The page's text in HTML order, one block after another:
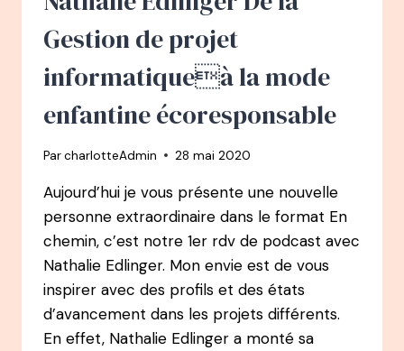
Gestion de projet
informatiqueà la mode
enfantine écoresponsable
ParcharlotteAdmin 28 mai 2020
Aujourd’hui je vous présente une nouvelle
personne extraordinaire dans le format En
chemin, c’est notre 1er rdv de podcast avec
Nathalie Edlinger. Mon envie est de vous
inspirer avec des profils et des états
d’avancement dans les projets différents.
En effet, Nathalie Edlinger a monté sa